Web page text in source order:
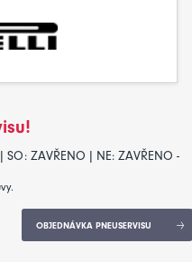
SO: ZAVŘENO | NE: ZAVŘENO -
OBJEDNÁVKA PNEUSERVISU